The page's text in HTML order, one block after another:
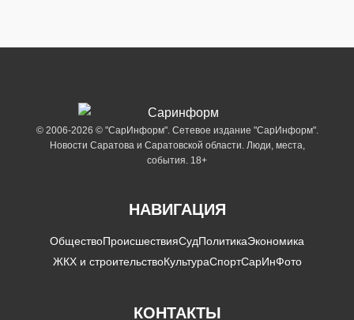
© 2006-2026 © "СарИнформ". Сетевое издание "СарИнформ".
Новости Саратова и Саратовской области. Люди, места,
события. 18+
НАВИГАЦИЯ
ОбществоПроисшествияСудПолитикаЭкономика
ЖКХ и строительствоКультураСпортСарИнФото
КОНТАКТЫ